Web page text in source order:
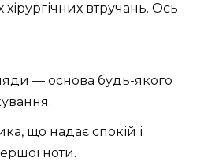
втручань. Ось
— основа будь-якого
що надає спокій і
ноти.